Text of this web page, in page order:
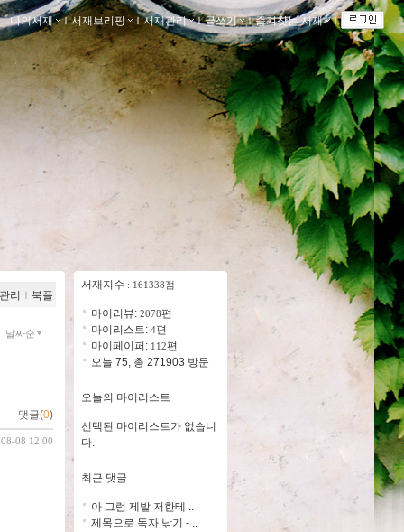
나의서재 ｌ서재브리핑 ｌ서재관리 ｌ글쓰기 ｌ즐겨찾는 서재 ｌ
리 ｌ 북플
날짜순
댓글(0)
08 12:00
서재지수 : 161338점
마이리뷰: 2078편
마이리스트: 4편
마이페이퍼: 112편
오늘 75, 총 271903 방문
오늘의 마이리스트
선택된 마이리스트가 없습니
다.
최근 댓글
아 그럼 제발 저한테 ..
제목으로 독자 낚기 - ..